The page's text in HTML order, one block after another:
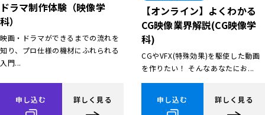
ドラマ制作体験（映像学
科）
映画・ドラマができるまでの流れを
知り、プロ仕様の機材にふれられる
入門...
申し込む 詳しく見る
【オンライン】よくわかる
CG映像業界解説(CG映像学
科)
CGやVFX(特殊効果)を駆使した動画
を作りたい！ そんなあなたにお...
申し込む 詳しく見る